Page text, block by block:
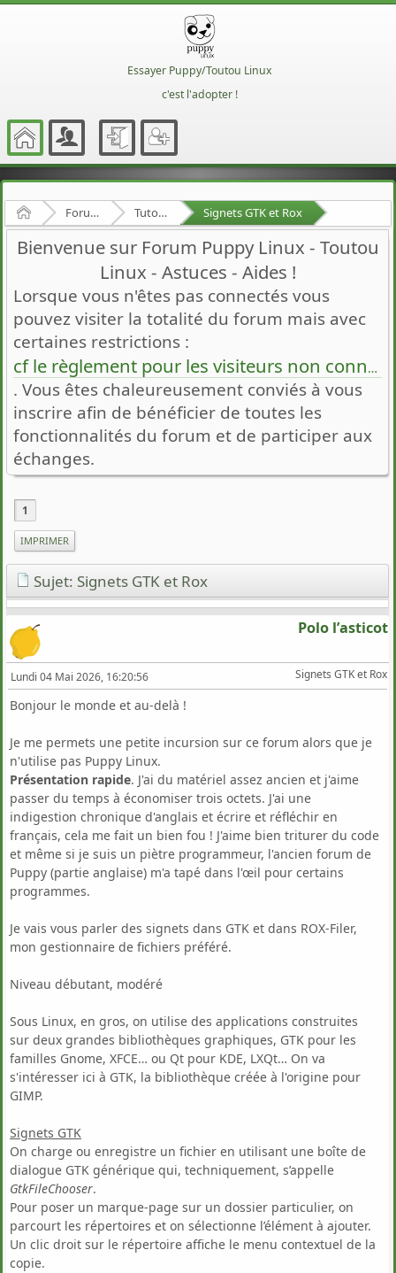
Essayer Puppy/Toutou Linux
c'est l'adopter !
Accueil Forum Francophone de Puppy/Toutou Linux Tutoriels Signets GTK et Rox
Bienvenue sur Forum Puppy Linux - Toutou
Linux - Astuces - Aides !
Lorsque vous n'êtes pas connectés vous
pouvez visiter la totalité du forum mais avec
certaines restrictions :
cf le règlement pour les visiteurs non connectés
. Vous êtes chaleureusement conviés à vous
inscrire afin de bénéficier de toutes les
fonctionnalités du forum et de participer aux
échanges.
1
IMPRIMER
Sujet: Signets GTK et Rox
Polo l’asticot
Signets GTK et Rox
Lundi 04 Mai 2026, 16:20:56
Bonjour le monde et au-delà !
Je me permets une petite incursion sur ce forum alors que je
n'utilise pas Puppy Linux.
Présentation rapide. J'ai du matériel assez ancien et j'aime
passer du temps à économiser trois octets. J'ai une
indigestion chronique d'anglais et écrire et réfléchir en
français, cela me fait un bien fou ! J'aime bien triturer du code
et même si je suis un piètre programmeur, l'ancien forum de
Puppy (partie anglaise) m'a tapé dans l'œil pour certains
programmes.
Je vais vous parler des signets dans GTK et dans ROX-Filer,
mon gestionnaire de fichiers préféré.
Niveau débutant, modéré
Sous Linux, en gros, on utilise des applications construites
sur deux grandes bibliothèques graphiques, GTK pour les
familles Gnome, XFCE… ou Qt pour KDE, LXQt… On va
s'intéresser ici à GTK, la bibliothèque créée à l'origine pour
GIMP.
Signets GTK
On charge ou enregistre un fichier en utilisant une boîte de
dialogue GTK générique qui, techniquement, s’appelle
GtkFileChooser.
Pour poser un marque-page sur un dossier particulier, on
parcourt les répertoires et on sélectionne l’élément à ajouter.
Un clic droit sur le répertoire affiche le menu contextuel de la
copie.